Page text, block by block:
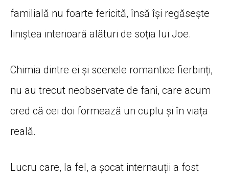
familială nu foarte fericită, însă își regăsește
liniștea interioară alături de soția lui Joe.
Chimia dintre ei și scenele romantice fierbinți,
nu au trecut neobservate de fani, care acum
cred că cei doi formează un cuplu și în viața
reală.
Lucru care, la fel, a șocat internauții a fost